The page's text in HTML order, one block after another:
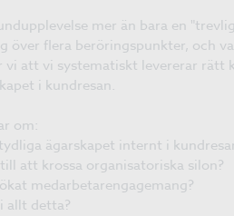
mer än bara en
över flera beröringspunkter, och
vi att vi systematiskt levererar rätt
i kundresan.
om:
ägarskapet internt i
att krossa organisatoriska silon?
medarbetarengagemang?
allt detta?